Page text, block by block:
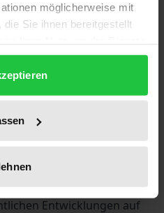
möglicherweise mit
Sie ihnen bereitgestellt
der EU zum
Regelungen für
Rechtsgutachten stellt der
heraus. Er
rechtlichen
Sonderrolle zukommen
die zu
Entwicklungen auf